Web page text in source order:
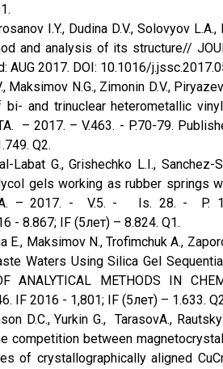
I.Y., Dudina D.V., Solovyov
and analysis of its structure//
AUG 2017. DOI: 10.1016/
Maksimov N.G., Zimonin D.V.,
bi- and trinuclear heterometallic
– 2017. – V.463. - P.70-79.
Q2.
Labat G., Grishechko L.I.,
gels working as rubber springs
A. – 2017. - V.5. - Is. 28. - P.
- 8.867; IF (5лет) – 8.824. Q1.
E., Maksimov N., Trofimchuk A.,
Waters Using Silica Gel
ANALYTICAL METHODS IN
IF 2016 - 1,801; IF (5лет) – 1.633.
D.C., Yurkin G., TarasovA.,
competition between
of crystallographically aligned